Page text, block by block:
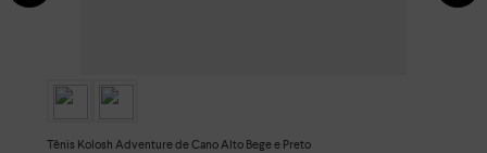
Tênis Kolosh Adventure de Cano Alto Bege e Preto